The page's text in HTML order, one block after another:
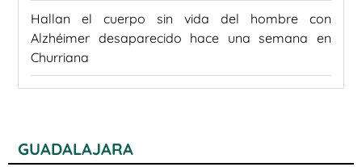
Hallan el cuerpo sin vida del hombre con
Alzhéimer desaparecido hace una semana en
Churriana
GUADALAJARA